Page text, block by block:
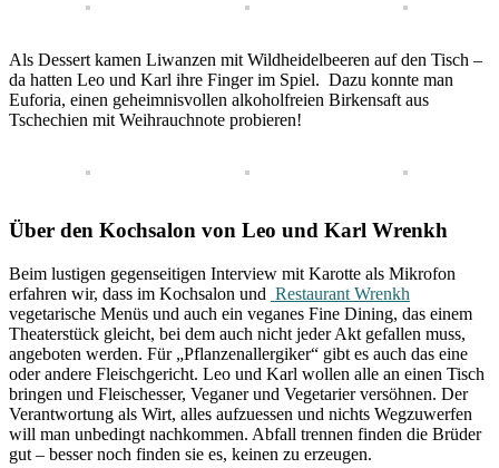
Als Dessert kamen Liwanzen mit Wildheidelbeeren auf den Tisch –
da hatten Leo und Karl ihre Finger im Spiel. Dazu konnte man
Euforia, einen geheimnisvollen alkoholfreien Birkensaft aus
Tschechien mit Weihrauchnote probieren!
Über den Kochsalon von Leo und Karl Wrenkh
Beim lustigen gegenseitigen Interview mit Karotte als Mikrofon
erfahren wir, dass im Kochsalon und Restaurant Wrenkh
vegetarische Menüs und auch ein veganes Fine Dining, das einem
Theaterstück gleicht, bei dem auch nicht jeder Akt gefallen muss,
angeboten werden. Für „Pflanzenallergiker“ gibt es auch das eine
oder andere Fleischgericht. Leo und Karl wollen alle an einen Tisch
bringen und Fleischesser, Veganer und Vegetarier versöhnen. Der
Verantwortung als Wirt, alles aufzuessen und nichts Wegzuwerfen
will man unbedingt nachkommen. Abfall trennen finden die Brüder
gut – besser noch finden sie es, keinen zu erzeugen.